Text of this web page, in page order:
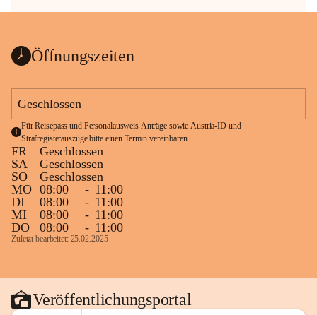
Öffnungszeiten
Geschlossen
Für Reisepass und Personalausweis Anträge sowie Austria-ID und
Strafregisterauszüge bitte einen Termin vereinbaren.
FR
Geschlossen
SA
Geschlossen
SO
Geschlossen
MO 08:00 - 11:00
DI
08:00 - 11:00
MI
08:00 - 11:00
DO
08:00 - 11:00
Zuletzt bearbeitet: 25.02.2025
Veröffentlichungsportal